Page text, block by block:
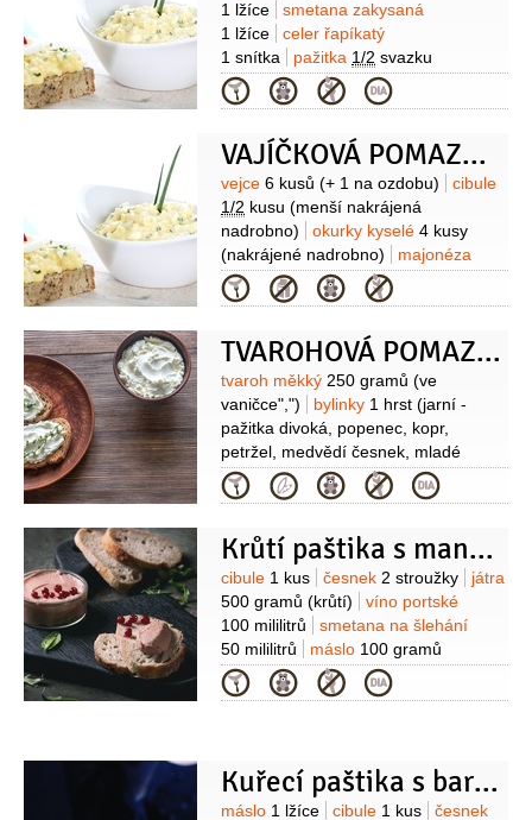
1 lžíce
smetana zakysaná
1 lžíce
celer řapíkatý
1 snítka
pažitka 1/2 svazku
(čerstvá)
řeřicha 1/2svazku
(řeřicha)
šťáva citronová(na
Kategorie
VAJÍČKOVÁ POMAZÁNKA I
Suroviny
vejce 6 kusů (+ 1 na ozdobu)
cibule
1/2 kusu (menší nakrájená
nadrobno)
okurky kyselé 4 kusy
(nakrájené nadrobno)
majonéza
200 gramů
(Hellmann’s
Originál)
hořčice1 lžička
nasekaná )
sůl pepř
Kategorie
TVAROHOVÁ POMAZÁNKA S PAŽITKOU A POPENCEM
Suroviny
tvaroh měkký 250 gramů (ve
vaničce",")
bylinky 1 hrst (jarní -
pažitka divoká, popenec, kopr,
petržel, medvědí česnek, mladé
pampeliškové listy)
jogurt bílý
150 gramů
olej olivový1 lžíce
sůl
Kategorie
Krůtí paštika s mandlemi a brusinkami
Suroviny
cibule 1 kus česnek 2 stroužky
játra
500 gramů (krůtí)
víno portské
100 mililitrů
smetana na šlehání
50 mililitrů
máslo 100 gramů
(změklé)
mandlové plátky
1 hrst
brusinky1 hrst
Kategorie
Kuřecí paštika s barevným pepřem
máslo 1 lžíce cibule 1 kus
česnek